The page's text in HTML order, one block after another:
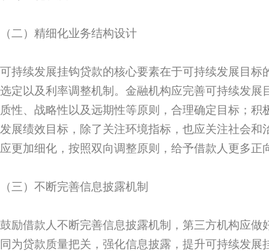
（二）精细化业务结构设计
可持续发展挂钩贷款的核心要素在于可持续发展目标
选定以及利率调整机制。金融机构应完善可持续发展
质性、战略性以及远期性等原则，合理确定目标；积
发展绩效目标，除了关注环境指标，也应关注社会和
应更加细化，按照双向调整原则，给予借款人更多正
（三）不断完善信息披露机制
鼓励借款人不断完善信息披露机制，第三方机构应做
同为贷款质量把关，强化信息披露，提升可持续发展